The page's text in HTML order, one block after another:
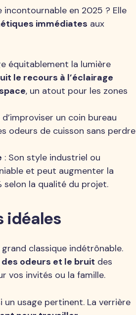
en 2025 ? Elle
immédiates aux
équitablement la lumière
le recours à l’éclairage
, un atout pour les zones
un coin bureau
odeurs de cuisson sans perdre
: Son style industriel ou
et peut augmenter la
selon la qualité du projet.
idéales
grand classique indétrônable.
odeurs et le bruit des
vos invités ou la famille.
un usage pertinent. La verrière